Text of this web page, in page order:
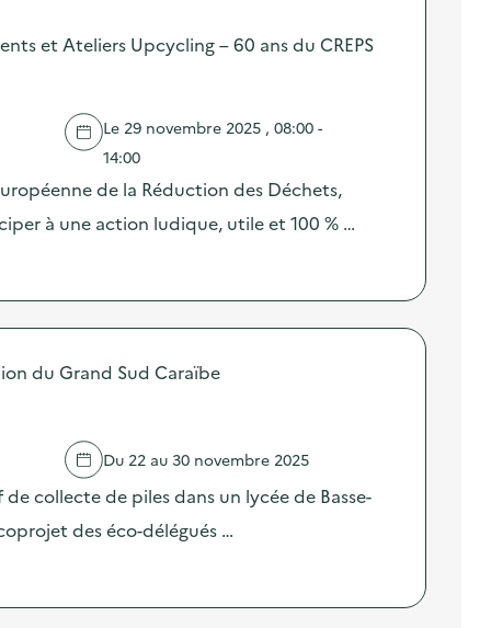
et Ateliers Upcycling – 60 ans du CREPS
Le 29 novembre 2025 , 08:00 -
14:00
de la Réduction des Déchets,
à une action ludique, utile et 100 % …
du Grand Sud Caraïbe
Du 22 au 30 novembre 2025
collecte de piles dans un lycée de Basse-
des éco-délégués …